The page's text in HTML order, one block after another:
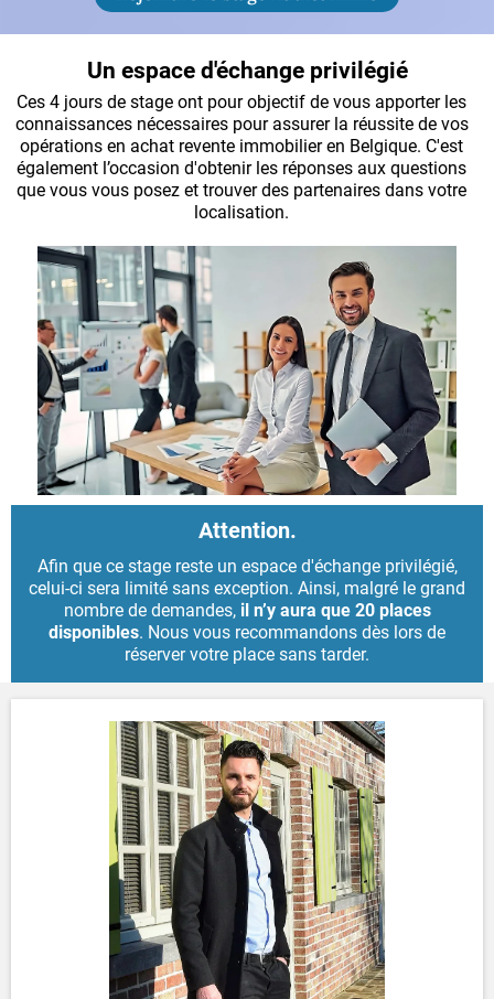
Un espace d'échange privilégié
Ces 4 jours de stage ont pour objectif de vous apporter les
connaissances nécessaires pour assurer la réussite de vos
opérations en achat revente immobilier en Belgique. C'est
également l’occasion d'obtenir les réponses aux questions
que vous vous posez et trouver des partenaires dans votre
localisation.
Attention.
Afin que ce stage reste un espace d'échange privilégié,
celui-ci sera limité sans exception. Ainsi, malgré le grand
nombre de demandes, il n’y aura que 20 places
disponibles. Nous vous recommandons dès lors de
réserver votre place sans tarder.